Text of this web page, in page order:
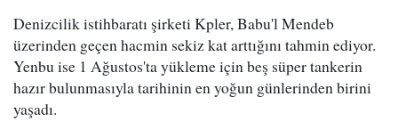
Denizcilik istihbaratı şirketi Kpler, Babu'l Mendeb
üzerinden geçen hacmin sekiz kat arttığını tahmin ediyor.
Yenbu ise 1 Ağustos'ta yükleme için beş süper tankerin
hazır bulunmasıyla tarihinin en yoğun günlerinden birini
yaşadı.